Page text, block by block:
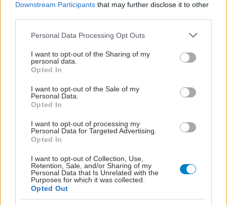
Downstream Participants that may further disclose it to other
Please note that this website/app uses one or more Google
not limited to your visit or usage behaviour. You may click to
grant or deny consent to Google and its third-party tags to
use your data for below specified purposes in below Google
consent section.
Personal Data Processing Opt Outs
I want to opt-out of the Sharing of my
personal data.
Opted In
I want to opt-out of the Sale of my
Personal Data.
Opted In
I want to opt-out of processing my
Personal Data for Targeted Advertising.
Opted In
I want to opt-out of Collection, Use,
Retention, Sale, and/or Sharing of my
Personal Data that Is Unrelated with the
Purposes for which it was collected.
Opted Out
Ενσωματώστε περιεχόμενο του iatronet.gr στο site σας
Κατάλογοι Υγείας
Εφημερίες Φαρμακείων
Νοσοκομεία
Διαγνωστικά Κέντρα